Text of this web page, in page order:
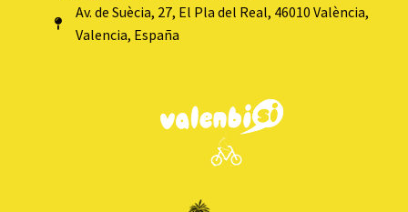
Av. de Suècia, 27, El Pla del Real, 46010 València,
Valencia, España